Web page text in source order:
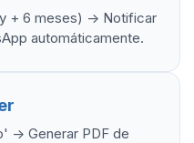
+ 6 meses) -> Notificar
automáticamente.
-> Generar PDF de